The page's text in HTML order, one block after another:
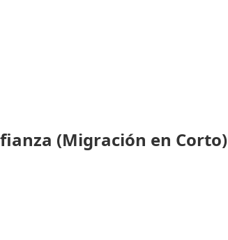
(Migración en Corto)